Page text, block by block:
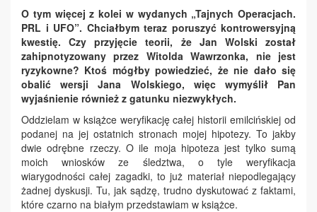
O tym więcej z kolei w wydanych „Tajnych Operacjach.
PRL i UFO”. Chciałbym teraz poruszyć kontrowersyjną
kwestię. Czy przyjęcie teorii, że Jan Wolski został
zahipnotyzowany przez Witolda Wawrzonka, nie jest
ryzykowne? Ktoś mógłby powiedzieć, że nie dało się
obalić wersji Jana Wolskiego, więc wymyślił Pan
wyjaśnienie również z gatunku niezwykłych.
Oddzielam w książce weryfikację całej historii emilcińskiej od
podanej na jej ostatnich stronach mojej hipotezy. To jakby
dwie odrębne rzeczy. O ile moja hipoteza jest tylko sumą
moich wniosków ze śledztwa, o tyle weryfikacja
wiarygodności całej zagadki, to już materiał niepodlegający
żadnej dyskusji. Tu, jak sądzę, trudno dyskutować z faktami,
które czarno na białym przedstawiam w książce.